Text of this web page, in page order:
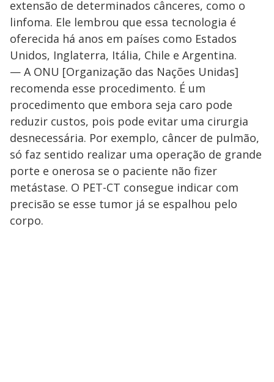
extensão de determinados cânceres, como o
linfoma. Ele lembrou que essa tecnologia é
oferecida há anos em países como Estados
Unidos, Inglaterra, Itália, Chile e Argentina.
— A ONU [Organização das Nações Unidas]
recomenda esse procedimento. É um
procedimento que embora seja caro pode
reduzir custos, pois pode evitar uma cirurgia
desnecessária. Por exemplo, câncer de pulmão,
só faz sentido realizar uma operação de grande
porte e onerosa se o paciente não fizer
metástase. O PET-CT consegue indicar com
precisão se esse tumor já se espalhou pelo
corpo.